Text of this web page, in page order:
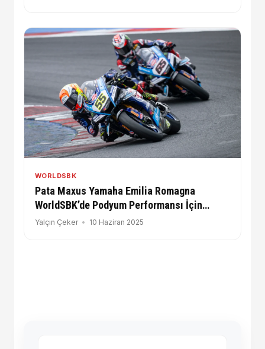
WORLDSBK
Pata Maxus Yamaha Emilia Romagna
WorldSBK’de Podyum Performansı İçin
Sahaya Çıkıyo
Yalçın Çeker 10 Haziran 2025